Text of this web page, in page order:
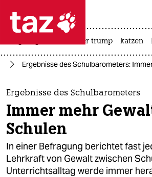
 taz zahl ich
taz zahl ich
themen
politik
öko
gesellschaft
usa unter trump katzen
Ergebnisse des Schulbarometers:
Ergebnisse des Schulbarometers
Immer mehr
Schulen
In einer Befragung berichtet fast
Lehrkraft von Gewalt zwischen
Unterrichtsalltag werde immer